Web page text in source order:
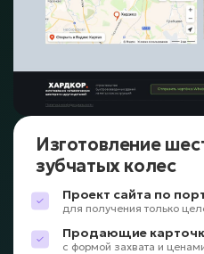
Изготовление
зубчатых колес
Проект сайта по
для получения только
Продающие
с формой захвата и